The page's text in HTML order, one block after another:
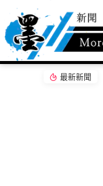
最新新聞